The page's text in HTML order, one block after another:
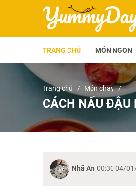
TRANG CHỦ MÓN NGON
Trang chủ Món chay
CÁCH NẤU ĐẬU
Nhã An 00:30 04/